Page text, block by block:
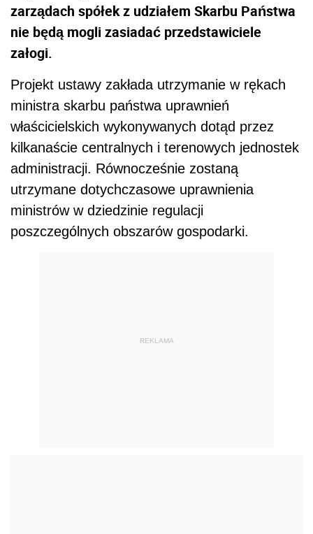
zarządach spółek z udziałem Skarbu Państwa
nie będą mogli zasiadać przedstawiciele
załogi.
Projekt ustawy zakłada utrzymanie w rękach
ministra skarbu państwa uprawnień
właścicielskich wykonywanych dotąd przez
kilkanaście centralnych i terenowych jednostek
administracji. Równocześnie zostaną
utrzymane dotychczasowe uprawnienia
ministrów w dziedzinie regulacji
poszczególnych obszarów gospodarki.
REKLAMA